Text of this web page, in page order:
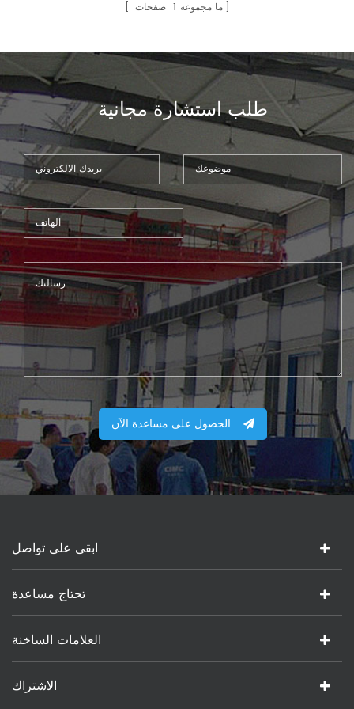
ما مجموعه 1 صفحات
طلب استشارة مجانية
الحصول على مساعدة الآن
ابقى على تواصل
تحتاج مساعدة
العلامات الساخنة
الاشتراك